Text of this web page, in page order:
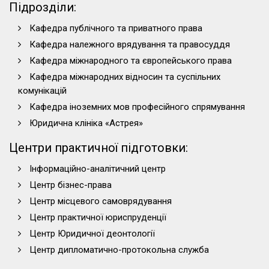
Засідання
наукового ...
Засідання
Засідання
Засідання
наукового ...
Засідання
наукового ...
діяльності — суддів, адвокатів, прокурорів,
частиною правової системи, а кожен гість —
побачити живу, захопливу гру розумів і переконань.
Атмосфера — наелектризована, англійська —
звучала переконливо, емоції — справжні!
Глядачі, серед яких були викладачі та студенти
систему, а й отримали справжнє задоволення від
театралізованої юридичної драми.
Право — це цікаво. Англійська — це ключ. Освіта
— це пригода.
Розширюємо кордони можливого! Вчимося по-
справжньому!
А з таким підходом майбутні фахівці стають не лише
компетентними, а й впевненими, креативними,
Засідання
Підрозділи:
Кафедра публічного та приватного права
Кафедра належного врядування та правосуддя
Кафедра міжнародного та європейського права
Кафедра міжнародних відносин та суспільних
комунікацій
Кафедра іноземних мов професійного спрямування
Юридична клініка «Астрея»
Центри практичної підготовки:
Інформаційно-аналітичний центр
Центр бізнес-права
Центр місцевого самоврядування
Центр практичної юриспруденції
Центр Юридичної деонтології
Центр дипломатично-протокольна служба